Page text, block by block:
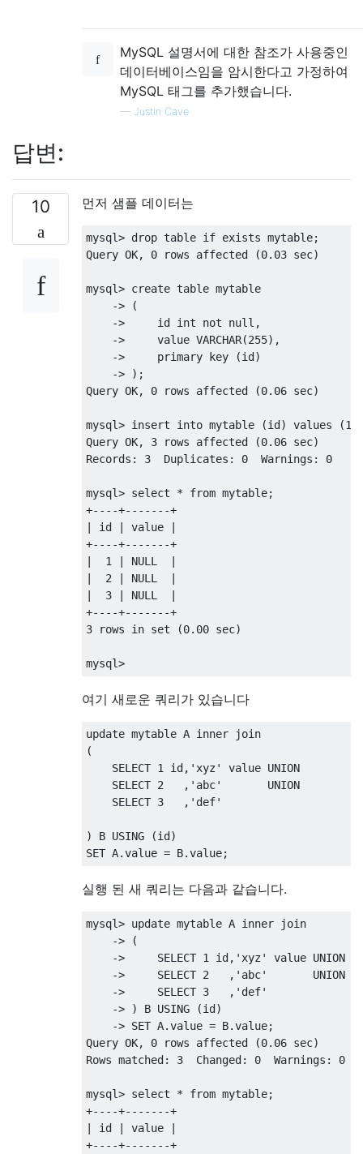
MySQL 설명서에 대한 참조가 사용중인
데이터베이스임을 암시한다고 가정하여
MySQL 태그를 추가했습니다.
— Justin Cave
답변:
10 먼저 샘플 데이터는
mysql> drop table if exists mytable;
Query OK, 0 rows affected (0.03 sec)
mysql> create table mytable
->
(
->
     id int
not null ,
->
     value VARCHAR
(255),
->
primary key (id )
->
);
Query OK, 0 rows affected (0.06 sec)
mysql> insert into mytable (id ) values (1
Query OK, 3 rows affected (0.06 sec)
Records : 3
  Duplicates
: 0
  Warnings
: 0
mysql> select * from mytable;
+----+-------+
id value
+----+-------+
1 NULL
2 NULL
3 NULL
+----+-------+
3
rows in set (0.00 sec)
mysql>
여기 새로운 쿼리가 있습니다
update mytable A inner
join
(
SELECT 1 id , 'xyz' value UNION
SELECT 2 , 'abc'
UNION
SELECT 3 , 'def'
) B USING (id )
SET A.value = B.value;
실행 된 새 쿼리는 다음과 같습니다.
mysql> update mytable A inner
join
->
(
->
SELECT 1 id , 'xyz' value UNION
->
SELECT 2 , 'abc'
UNION
->
SELECT 3 , 'def'
->
) B USING (id )
-> SET A.value = B.value;
Query OK, 0 rows affected (0.06 sec)
Rows matched : 3
  Changed
: 0
  Warnings
: 0
mysql> select * from mytable;
+----+-------+
id value
+----+-------+